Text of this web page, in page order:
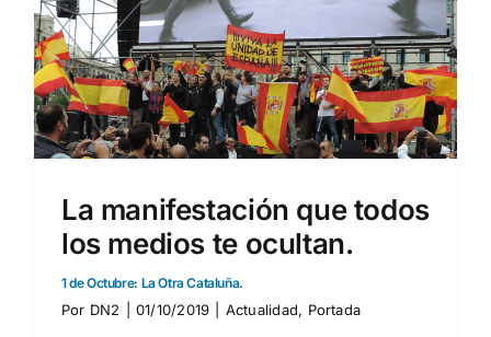
La manifestación que todos
los medios te ocultan.
1 de Octubre: La Otra Cataluña.
Por DN2 01/10/2019 Actualidad, Portada